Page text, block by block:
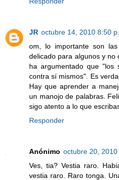
JR octubre 14, 2010 8:50 p.
om, lo importante son
delicado para algunos y no
ha argumentado que "los
contra sí mismos". Es
Hay que aprender a
un manojo de palabras.
sigo atento a lo que
Responder
Anónimo octubre 20, 2010
Ves, tia? Vestia raro.
vestia raro. Raro tonga.